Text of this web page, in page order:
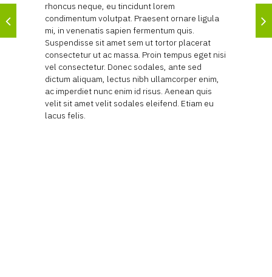
rhoncus neque, eu tincidunt lorem
condimentum volutpat. Praesent ornare ligula
mi, in venenatis sapien fermentum quis.
Suspendisse sit amet sem ut tortor placerat
consectetur ut ac massa. Proin tempus eget nisi
vel consectetur. Donec sodales, ante sed
dictum aliquam, lectus nibh ullamcorper enim,
ac imperdiet nunc enim id risus. Aenean quis
velit sit amet velit sodales eleifend. Etiam eu
lacus felis.